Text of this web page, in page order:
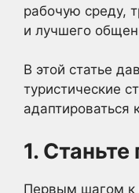
рабочую среду,
и лучшего
В этой статье
туристические
адаптироваться
1.
Первым шагом к